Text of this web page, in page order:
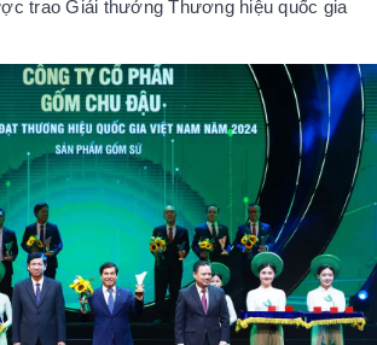
trao Giải thưởng Thương hiệu quốc gia